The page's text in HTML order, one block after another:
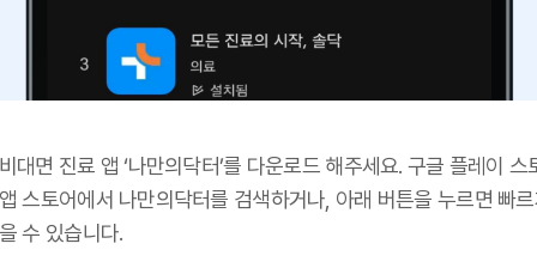
대면 진료 앱 ‘나만의닥터’를 다운로드 해주세요. 구글 플레이 스
스토어에서 나만의닥터를 검색하거나, 아래 버튼을 누르면 빠
수 있습니다.